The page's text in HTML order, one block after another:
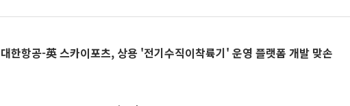
대한항공-英 스카이포츠, 상용 '전기수직이착륙기' 운영 플랫폼 개발 맞손